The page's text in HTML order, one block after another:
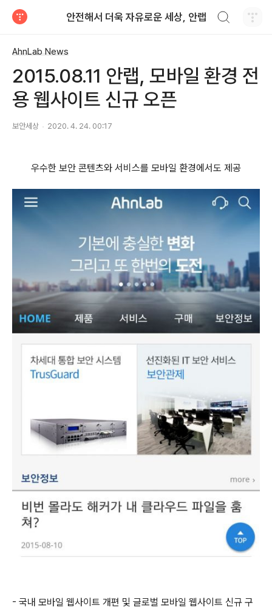
안전해서 더욱 자유로운 세상, 안랩
AhnLab News
2015.08.11 안랩, 모바일 환경 전
용 웹사이트 신규 오픈
보안세상 2020. 4. 24. 00:17
우수한 보안 콘텐츠와 서비스를 모바일 환경에서도 제공
- 국내 모바일 웹사이트 개편 및 글로벌 모바일 웹사이트 신규 구